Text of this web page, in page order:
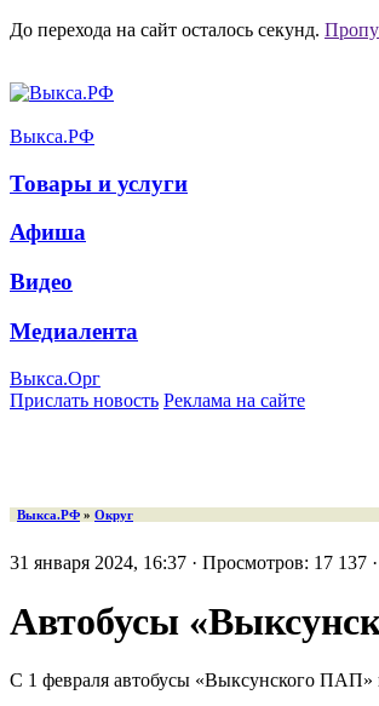
До перехода на сайт осталось секунд.
Выкса.РФ
Товары и услуги
Афиша
Видео
Медиалента
Выкса.Орг
Прислать новость Реклама на сайте
Выкса.РФ » Округ
31 января 2024, 16:37 · Просмотров: 17 137
Автобусы
С 1 февраля автобусы «Выксунского ПАП»